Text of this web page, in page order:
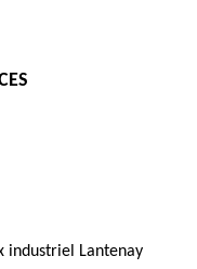
industriel Lantenay